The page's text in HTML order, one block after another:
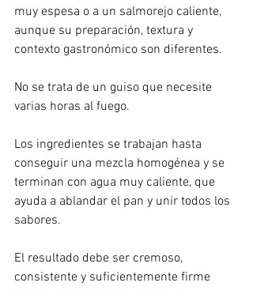
muy espesa o a un salmorejo caliente,
aunque su preparación, textura y
contexto gastronómico son diferentes.
No se trata de un guiso que necesite
varias horas al fuego.
Los ingredientes se trabajan hasta
conseguir una mezcla homogénea y se
terminan con agua muy caliente, que
ayuda a ablandar el pan y unir todos los
sabores.
El resultado debe ser cremoso,
consistente y suficientemente firme